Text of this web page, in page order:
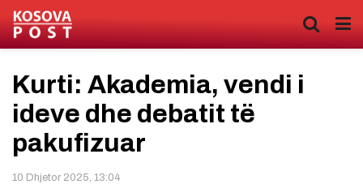
Kurti: Akademia, vendi i
ideve dhe debatit të
pakufizuar
10 Dhjetor 2025, 13:04